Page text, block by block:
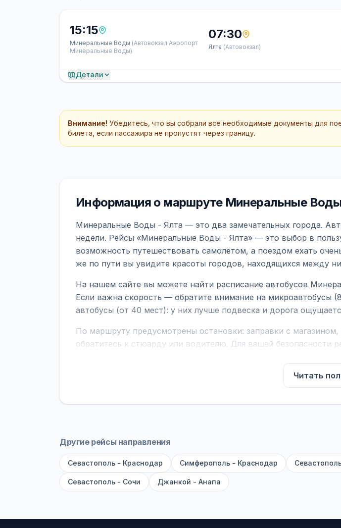
15:15
Минеральные Воды (Автовокзал Аэропорт
Минеральные Воды)
07:30
Ялта (Автовокзал)
Детали
Внимание! Убедитесь, что вы собрали все необходимые документы для
билета, если пассажира не пропустят через границу.
Информация о маршруте Минеральные
Минеральные Воды - Ялта — это два замечательных города.
недели. Рейсы «Минеральные Воды - Ялта» — это выбор в
возможность путешествовать самолётом, а поездом ехать
же по пути вы увидите красоты городов, находящихся между
На нашем сайте вы можете найти расписание автобусов
Если важна скорость — обратите внимание на микроавтобусы
автобусы (от 40 мест): у них лучше подвеска и дорога
По маршруту предусмотрены остановки: заправки с
обратитесь к стюарду или водителю. Для вашей безопасности
В автобусах есть всё необходимое для комфортной поездки:
устройств, вода, пледы. На больших автобусах работают
оплата производится только при посадке, печатать билет
рейсов вы увидите время выезда, место посадки, время и
Удачных поездок! С уважением, командаBUSTRIP.PRO
Читать
Другие рейсы направления
Севастополь - Краснодар Симферополь - Краснодар
Севастополь - Сочи Джанкой - Анапа